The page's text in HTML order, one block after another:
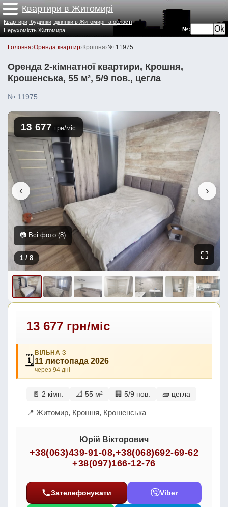
Квартири в Житомирі
№:
Квартири, будинки, ділянки в Житомирі та області
Нерухомість Житомира
Головна›Оренда квартир›Крошня›№ 11975
Оренда 2-кімнатної квартири, Крошня,
Крошенська, 55 м², 5/9 пов., цегла
№ 11975
‹ ›
13 677 грн/міс
1 / 8 ⛶
📷 Всі фото (8)
13 677 грн/міс
🗓
ВІЛЬНА З
11 листопада 2026
через 94 дні
🚪 2 кімн. 📐 55 м² 🏢 5/9 пов. 🧱 цегла
📍 Житомир, Крошня, Крошенська
Юрій Вікторович
+38(063)439-91-08,+38(068)692-69-62
+38(097)166-12-76
Зателефонувати Viber